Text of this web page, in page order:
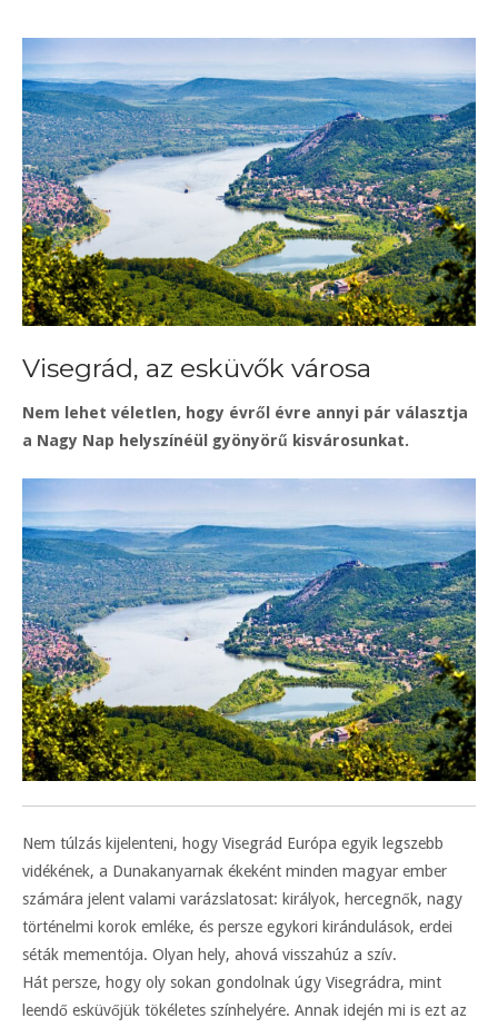
Visegrád, az esküvők városa
Nem lehet véletlen, hogy évről évre annyi pár választja
a Nagy Nap helyszínéül gyönyörű kisvárosunkat.
Nem túlzás kijelenteni, hogy Visegrád Európa egyik legszebb
vidékének, a Dunakanyarnak ékeként minden magyar ember
számára jelent valami varázslatosat: királyok, hercegnők, nagy
történelmi korok emléke, és persze egykori kirándulások, erdei
séták mementója. Olyan hely, ahová visszahúz a szív.
Hát persze, hogy oly sokan gondolnak úgy Visegrádra, mint
leendő esküvőjük tökéletes színhelyére. Annak idején mi is ezt az